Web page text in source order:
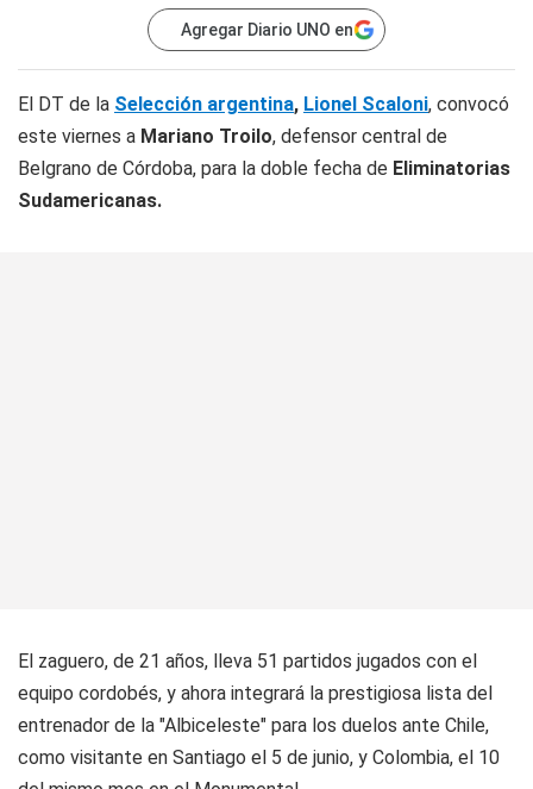
Agregar Diario UNO en
El DT de la Selección argentina, Lionel Scaloni, convocó
este viernes a Mariano Troilo, defensor central de
Belgrano de Córdoba, para la doble fecha de Eliminatorias
Sudamericanas.
El zaguero, de 21 años, lleva 51 partidos jugados con el
equipo cordobés, y ahora integrará la prestigiosa lista del
entrenador de la "Albiceleste" para los duelos ante Chile,
como visitante en Santiago el 5 de junio, y Colombia, el 10